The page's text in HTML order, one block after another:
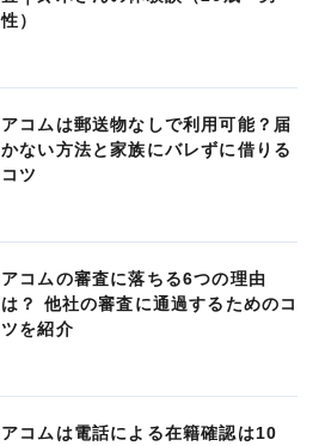
性）
アコムは郵送物なしで利用可能？届
かない方法と家族にバレずに借りる
コツ
アコムの審査に落ちる6つの理由
は？ 他社の審査に通過するためのコ
ツを紹介
アコムは電話による在籍確認は10